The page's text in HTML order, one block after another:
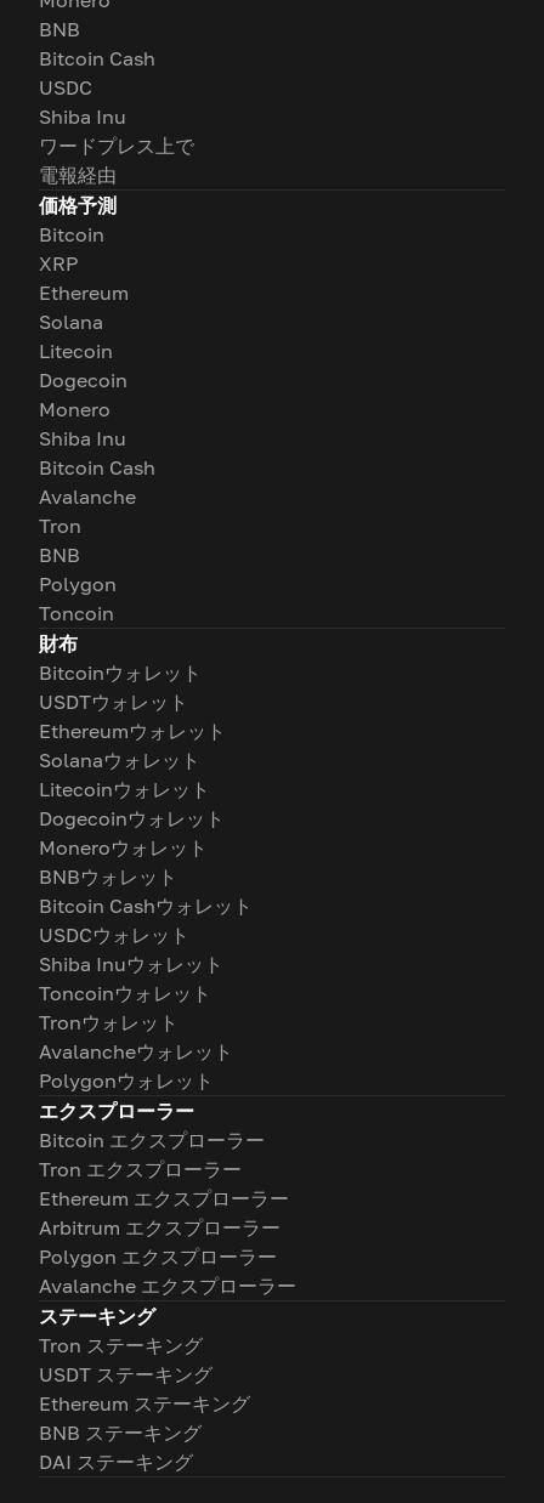
BNB
Bitcoin Cash
USDC
Shiba Inu
ワードプレス上で
電報経由
価格予測
Bitcoin
XRP
Ethereum
Solana
Litecoin
Dogecoin
Monero
Shiba Inu
Bitcoin Cash
Avalanche
Tron
BNB
Polygon
Toncoin
財布
Bitcoinウォレット
USDTウォレット
Ethereumウォレット
Solanaウォレット
Litecoinウォレット
Dogecoinウォレット
Moneroウォレット
BNBウォレット
Bitcoin Cashウォレット
USDCウォレット
Shiba Inuウォレット
Toncoinウォレット
Tronウォレット
Avalancheウォレット
Polygonウォレット
エクスプローラー
Bitcoin エクスプローラー
Tron エクスプローラー
Ethereum エクスプローラー
Arbitrum エクスプローラー
Polygon エクスプローラー
Avalanche エクスプローラー
ステーキング
Tron ステーキング
USDT ステーキング
Ethereum ステーキング
BNB ステーキング
DAI ステーキング